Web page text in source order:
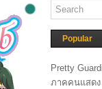
Popular
Pretty
ภาคคนแสดง